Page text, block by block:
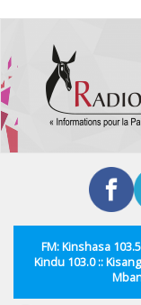
contenu
principal
FM: Kinshasa
Kindu 103.0 ::